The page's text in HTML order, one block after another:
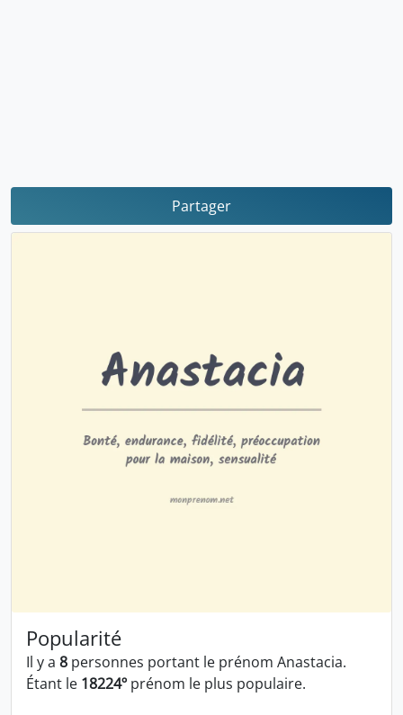
Partager
Popularité
Il y a 8 personnes portant le prénom Anastacia.
Étant le 18224º prénom le plus populaire.